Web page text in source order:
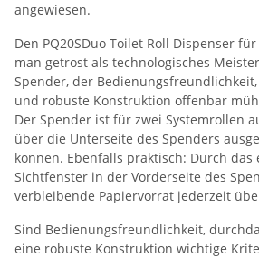
angewiesen.
Den PQ20SDuo Toilet Roll Dispenser
man getrost als technologisches
Spender, der
und robuste Konstruktion offenbar
Der Spender ist für zwei Systemrollen
über die Unterseite des Spenders
können. Ebenfalls praktisch: Durch
Sichtfenster in der Vorderseite des
verbleibende Papiervorrat jederzeit
Sind Bedienungsfreundlichkeit,
eine robuste Konstruktion wichtige